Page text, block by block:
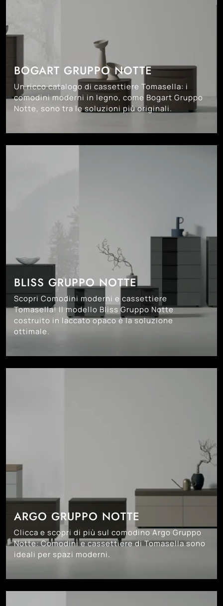
BOGART GRUPPO NOTTE
Un ricco catalogo di cassettiere Tomasella: i
comodini moderni in legno, come Bogart Gruppo
Notte, sono tra le soluzioni più originali.
BLISS GRUPPO NOTTE
Scopri Comodini moderni e cassettiere
Tomasella! Il modello Bliss Gruppo Notte
costruito in laccato opaco è la soluzione
ottimale.
ARGO GRUPPO NOTTE
Clicca e scopri di più sul comodino Argo Gruppo
Notte: Comodini e cassettiere di Tomasella sono
ideali per spazi moderni.